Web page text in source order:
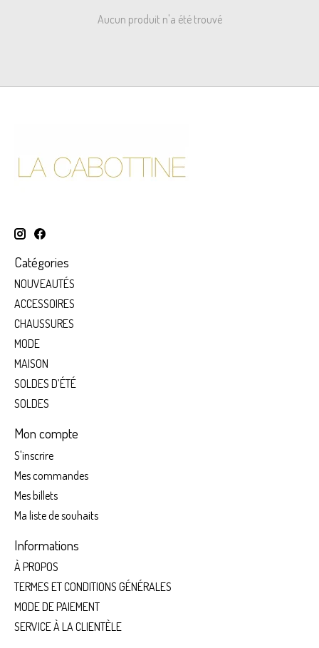
Aucun produit n'a été trouvé
Catégories
NOUVEAUTÉS
ACCESSOIRES
CHAUSSURES
MODE
MAISON
SOLDES D’ÉTÉ
SOLDES
Mon compte
S'inscrire
Mes commandes
Mes billets
Ma liste de souhaits
Informations
À PROPOS
TERMES ET CONDITIONS GÉNÉRALES
MODE DE PAIEMENT
SERVICE À LA CLIENTÈLE